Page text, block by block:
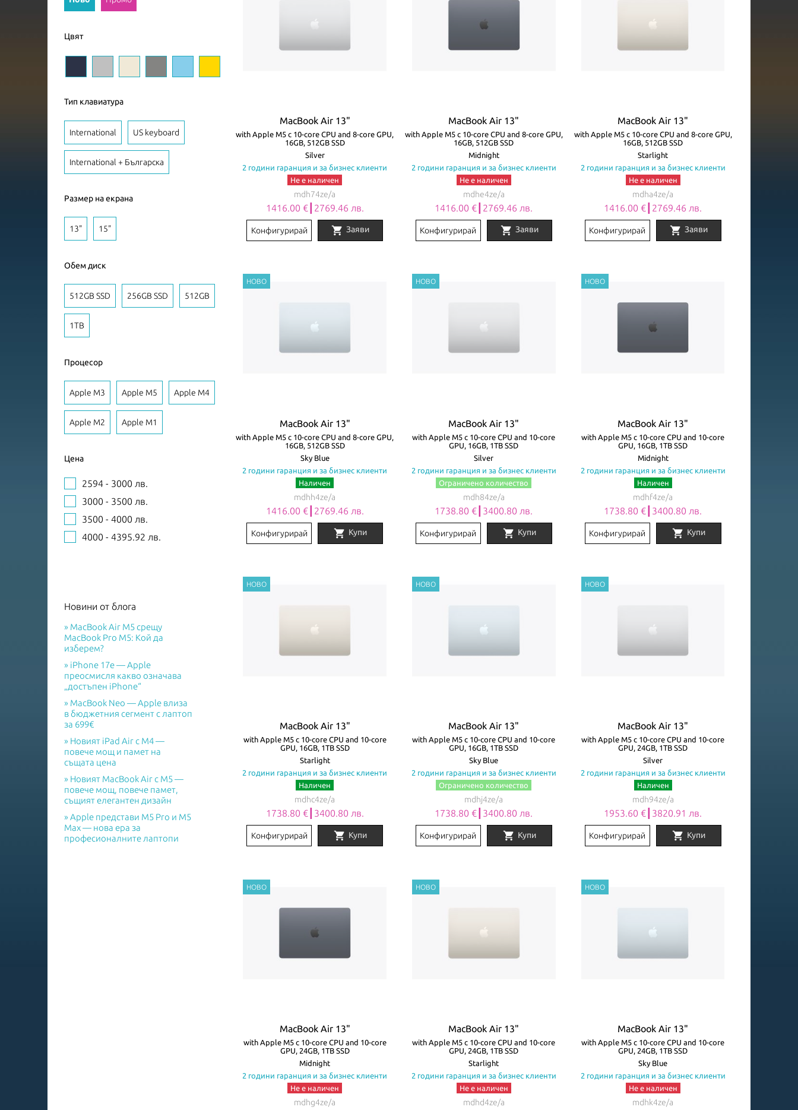
Цвят
Тип клавиатура
International US keyboard
International + Българска
Размер на екрана
13" 15"
Обем диск
512GB SSD 256GB SSD 512GB
1TB
Процесор
Apple M3 Apple M5 Apple M4
Apple M2 Apple M1
Цена
2594 - 3000 лв.
3000 - 3500 лв.
3500 - 4000 лв.
4000 - 4395.92 лв.
Новини от блога
MacBook Air M5 срещу
MacBook Pro M5: Кой да
изберем?
iPhone 17e — Apple
преосмисля какво означава
„достъпен iPhone“
MacBook Neo — Apple влиза
в бюджетния сегмент с лаптоп
за 699€
Новият iPad Air с M4 —
повече мощ и памет на
същата цена
Новият MacBook Air с M5 —
повече мощ, повече памет,
същият елегантен дизайн
Apple представи M5 Pro и M5
Max — нова ера за
професионалните лаптопи
MacBook Air 13"
with Apple M5 с 10-core CPU and 8-core GPU,
16GB, 512GB SSD
Silver
2 години гаранция и за бизнес клиенти
Не е наличен
mdh74ze/a
1416.00 €┃2769.46 лв.
Конфигурирай shopping_cart Заяви
MacBook Air 13"
with Apple M5 с 10-core CPU and 8-core GPU,
16GB, 512GB SSD
Midnight
2 години гаранция и за бизнес клиенти
Не е наличен
mdhe4ze/a
1416.00 €┃2769.46 лв.
Конфигурирай shopping_cart Заяви
MacBook Air 13"
with Apple M5 с 10-core CPU and 8-core GPU,
16GB, 512GB SSD
Starlight
2 години гаранция и за бизнес клиенти
Не е наличен
mdha4ze/a
1416.00 €┃2769.46 лв.
Конфигурирай shopping_cart Заяви
MacBook Air 13"
with Apple M5 с 10-core CPU and 8-core GPU,
16GB, 512GB SSD
Sky Blue
2 години гаранция и за бизнес клиенти
Наличен
mdhh4ze/a
1416.00 €┃2769.46 лв.
Конфигурирай shopping_cart Купи
MacBook Air 13"
with Apple M5 с 10-core CPU and 10-core
GPU, 16GB, 1TB SSD
Silver
2 години гаранция и за бизнес клиенти
Ограничено количество
mdh84ze/a
1738.80 €┃3400.80 лв.
Конфигурирай shopping_cart Купи
MacBook Air 13"
with Apple M5 с 10-core CPU and 10-core
GPU, 16GB, 1TB SSD
Midnight
2 години гаранция и за бизнес клиенти
Наличен
mdhf4ze/a
1738.80 €┃3400.80 лв.
Конфигурирай shopping_cart Купи
MacBook Air 13"
with Apple M5 с 10-core CPU and 10-core
GPU, 16GB, 1TB SSD
Starlight
2 години гаранция и за бизнес клиенти
Наличен
mdhc4ze/a
1738.80 €┃3400.80 лв.
Конфигурирай shopping_cart Купи
MacBook Air 13"
with Apple M5 с 10-core CPU and 10-core
GPU, 16GB, 1TB SSD
Sky Blue
2 години гаранция и за бизнес клиенти
Ограничено количество
mdhj4ze/a
1738.80 €┃3400.80 лв.
Конфигурирай shopping_cart Купи
MacBook Air 13"
with Apple M5 с 10-core CPU and 10-core
GPU, 24GB, 1TB SSD
Silver
2 години гаранция и за бизнес клиенти
Наличен
mdh94ze/a
1953.60 €┃3820.91 лв.
Конфигурирай shopping_cart Купи
MacBook Air 13"
with Apple M5 с 10-core CPU and 10-core
GPU, 24GB, 1TB SSD
Midnight
2 години гаранция и за бизнес клиенти
Не е наличен
mdhg4ze/a
MacBook Air 13"
with Apple M5 с 10-core CPU and 10-core
GPU, 24GB, 1TB SSD
Starlight
2 години гаранция и за бизнес клиенти
Не е наличен
mdhd4ze/a
MacBook Air 13"
with Apple M5 с 10-core CPU and 10-core
GPU, 24GB, 1TB SSD
Sky Blue
2 години гаранция и за бизнес клиенти
Не е наличен
mdhk4ze/a